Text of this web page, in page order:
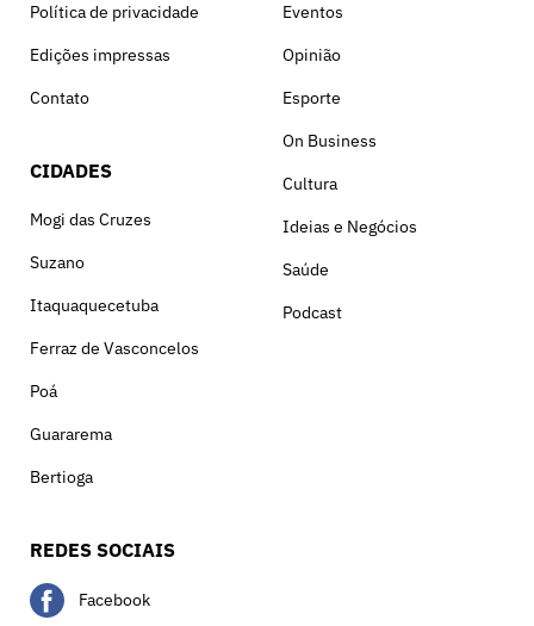
Política de privacidade
Edições impressas
Contato
CIDADES
Mogi das Cruzes
Suzano
Itaquaquecetuba
Ferraz de Vasconcelos
Poá
Guararema
Bertioga
Eventos
Opinião
Esporte
On Business
Cultura
Ideias e Negócios
Saúde
Podcast
REDES SOCIAIS
Facebook